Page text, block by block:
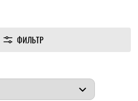
ФИЛЬТР